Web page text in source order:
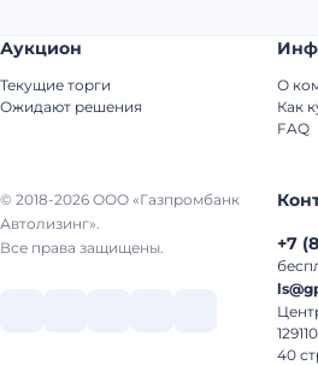
© 2018-2026 ООО «Газпромбанк
Автолизинг».
Все права защищены.
Аукцион
Текущие торги
Ожидают решения
О
Как
FAQ
+7 (
40